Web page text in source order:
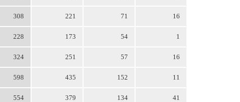
308 221 71 16
228 173 54 1
324 251 57 16
598 435 152 11
554 379 134 41